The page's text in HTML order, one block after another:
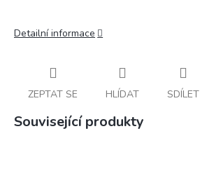
Detailní informace
ZEPTAT SE HLÍDAT SDÍLET
Související produkty